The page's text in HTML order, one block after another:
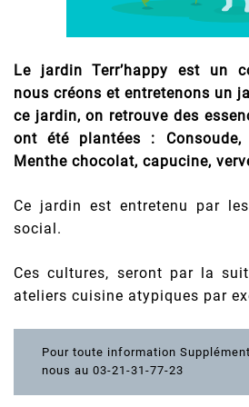
Le jardin Terr’happy est un
nous créons et entretenons un
ce jardin, on retrouve des
ont été plantées : Consoude,
Menthe chocolat, capucine,
Ce jardin est entretenu par
social.
Ces cultures, seront par la
ateliers cuisine atypiques par
Pour toute information
nous au 03-21-31-77-23